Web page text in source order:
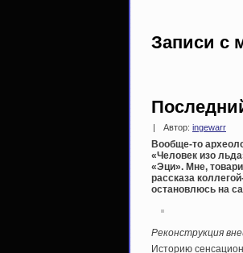
Записи с
Автор: ingewarr
Вообще-то
«Человек изо
«Эци». Мне,
рассказа
остановлюсь на
Реконструкция
Историю